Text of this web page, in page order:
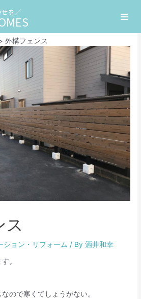
を／
外構フェンス
ス
ション・リフォーム / By酒井和幸
。
ので寒くてしょうがない。